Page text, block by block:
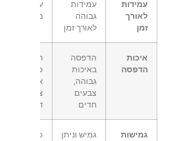
עמידות
לאורך
זמן
עמידות
גבוהה
לאורך זמן
עמידות
בינונית
איכות
הדפסה
הדפסה
באיכות
גבוהה,
צבעים
חדים
הדפסה
פחות
איכותית,
צבעים
דהויים
גמישות
גמיש וניתן
פחות גמיש